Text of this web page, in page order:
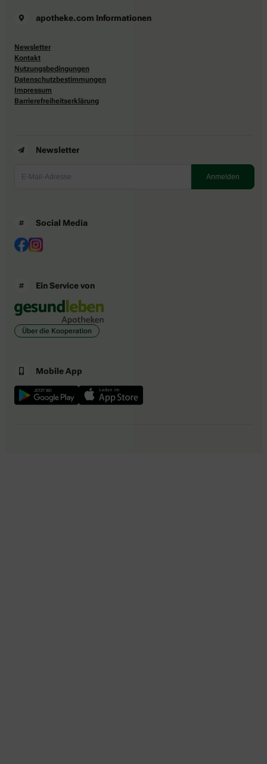
apotheke.com Informationen
Newsletter
Kontakt
Nutzungsbedingungen
Datenschutzbestimmungen
Impressum
Barrierefreiheitserklärung
Newsletter
Social Media
Ein Service von
Über die Kooperation
Mobile App